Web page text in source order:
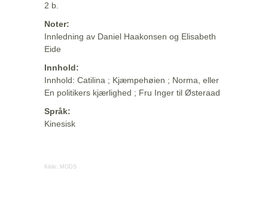
2 b.
Noter:
Innledning av Daniel Haakonsen og Elisabeth
Eide
Innhold:
Innhold: Catilina ; Kjæmpehøien ; Norma, eller
En politikers kjærlighed ; Fru Inger til Østeraad
Språk:
Kinesisk
Kilde: MODS